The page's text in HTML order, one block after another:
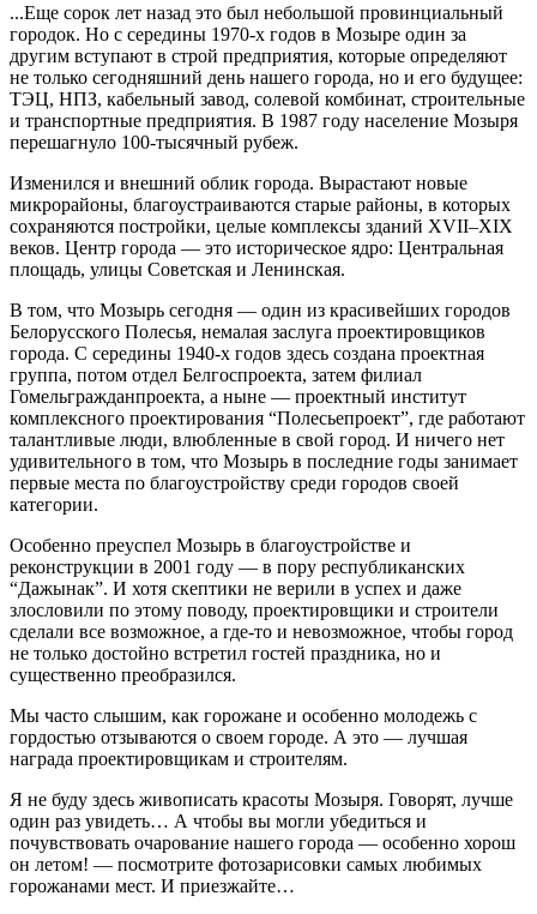
...Еще сорок лет назад это был небольшой провинциальный
городок. Но с середины 1970-х годов в Мозыре один за
другим вступают в строй предприятия, которые определяют
не только сегодняшний день нашего города, но и его будущее:
ТЭЦ, НПЗ, кабельный завод, солевой комбинат, строительные
и транспортные предприятия. В 1987 году население Мозыря
перешагнуло 100-тысячный рубеж.
Изменился и внешний облик города. Вырастают новые
микрорайоны, благоустраиваются старые районы, в которых
сохраняются постройки, целые комплексы зданий XVII–XIX
веков. Центр города — это историческое ядро: Центральная
площадь, улицы Советская и Ленинская.
В том, что Мозырь сегодня — один из красивейших городов
Белорусского Полесья, немалая заслуга проектировщиков
города. С середины 1940-х годов здесь создана проектная
группа, потом отдел Белгоспроекта, затем филиал
Гомельгражданпроекта, а ныне — проектный институт
комплексного проектирования “Полесьепроект”, где работают
талантливые люди, влюбленные в свой город. И ничего нет
удивительного в том, что Мозырь в последние годы занимает
первые места по благоустройству среди городов своей
категории.
Особенно преуспел Мозырь в благоустройстве и
реконструкции в 2001 году — в пору республиканских
“Дажынак”. И хотя скептики не верили в успех и даже
злословили по этому поводу, проектировщики и строители
сделали все возможное, а где-то и невозможное, чтобы город
не только достойно встретил гостей праздника, но и
существенно преобразился.
Мы часто слышим, как горожане и особенно молодежь с
гордостью отзываются о своем городе. А это — лучшая
награда проектировщикам и строителям.
Я не буду здесь живописать красоты Мозыря. Говорят, лучше
один раз увидеть… А чтобы вы могли убедиться и
почувствовать очарование нашего города — особенно хорош
он летом! — посмотрите фотозарисовки самых любимых
горожанами мест. И приезжайте…